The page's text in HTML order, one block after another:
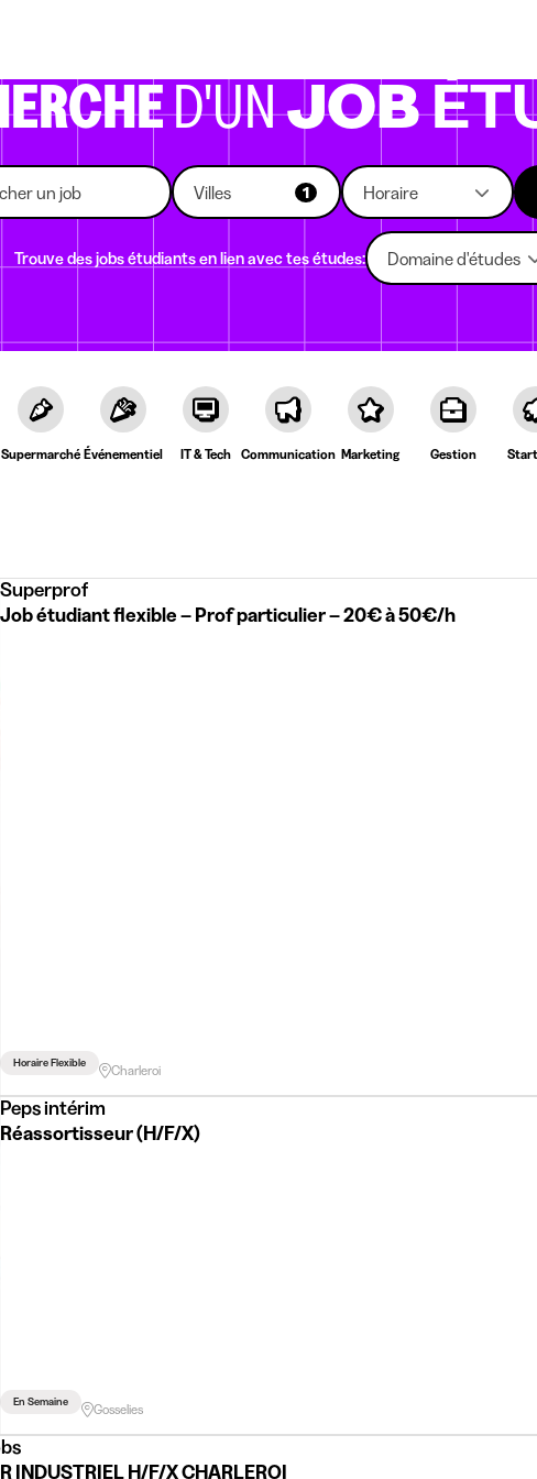
D'UNJOB
Villes 1 Horaire
Trouve des jobs étudiants en lien avec tes études: Domaine d'études
Supermarché Événementiel IT & Tech Communication Marketing Gestion
Superprof
Job étudiant flexible – Prof particulier – 20€ à 50€/h
Horaire Flexible Charleroi
Peps intérim
Réassortisseur (H/F/X)
En Semaine Gosselies
INDUSTRIEL H/F/X CHARLEROI